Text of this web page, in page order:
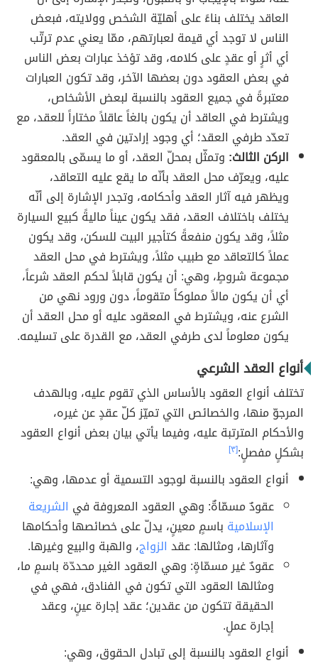
العاقد يختلف بناءً على أهليّة الشخص وولايته، فبعض
الناس لا توجد أي قيمة لعبارتهم، ممّا يعني عدم ترتّب
أي أثرٍ أو عقدٍ على كلامه، وقد تؤخذ عبارات بعض الناس
في بعض العقود دون بعضها الآخر، وقد تكون العبارات
معتبرةً في جميع العقود بالنسبة لبعض الأشخاص،
ويشترط في العاقد أن يكون بالغاً عاقلاً مختاراً للعقد، مع
تعدّد طرفي العقد؛ أي وجود إرادتين في العقد.
الركن الثالث: وتمثّل بمحلّ العقد، أو ما يسمّى بالمعقود
عليه، ويعرّف محل العقد بأنّه ما يقع عليه التعاقد،
ويظهر فيه آثار العقد وأحكامه، وتجدر الإشارة إلى أنّه
يختلف باختلاف العقد، فقد يكون عيناً ماليةً كبيع السيارة
مثلاً، وقد يكون منفعةً كتأجير البيت للسكن، وقد يكون
عملاً كالتعاقد مع طبيب مثلاً، ويشترط في محل العقد
مجموعة شروطٍ، وهي: أن يكون قابلاً لحكم العقد شرعاً،
أي أن يكون مالاً مملوكاً متقوماً، دون ورود نهي من
الشرع عنه، ويشترط في المعقود عليه أو محل العقد أن
يكون معلوماً لدى طرفي العقد، مع القدرة على تسليمه.
أنواع العقد الشرعي
تختلف أنواع العقود بالأساس الذي تقوم عليه، وبالهدف
المرجوّ منها، والخصائص التي تميّز كلّ عقدٍ عن غيره،
والأحكام المترتبة عليه، وفيما يأتي بيان بعض أنواع العقود
بشكلٍ مفصلٍ:[٣]
أنواع العقود بالنسبة لوجود التسمية أو عدمها، وهي:
عقودٌ مسمّاةٌ: وهي العقود المعروفة في الشريعة
الإسلامية باسمٍ معينٍ، يدلّ على خصائصها وأحكامها
وآثارها، ومثالها: عقد الزواج، والهبة والبيع وغيرها.
عقودٌ غير مسمّاةٍ: وهي العقود الغير محددّة باسمٍ ما،
ومثالها العقود التي تكون في الفنادق، فهي في
الحقيقة تتكون من عقدين؛ عقد إجارة عينٍ، وعقد
إجارة عملٍ.
أنواع العقود بالنسبة إلى تبادل الحقوق، وهي: